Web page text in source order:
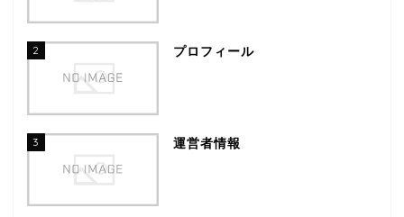
2 プロフィール
3 運営者情報